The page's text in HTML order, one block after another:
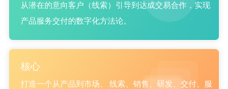
从潜在的意向客户（线索）引导到达成交易合作，实现
产品服务交付的数字化方法论。
核心
打造一个从产品到市场、 线索、销售、研发、交付、服